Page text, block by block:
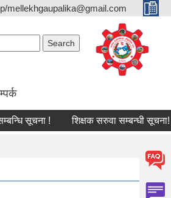
mellekhgaupalika@gmail.com
सूचना ! शिक्षक सरुवा सम्बन्धी सूचना!